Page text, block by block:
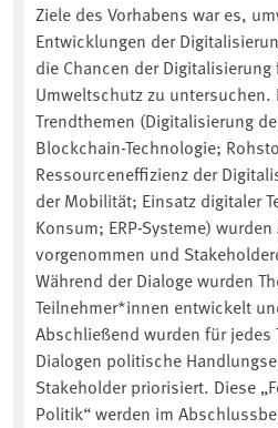
Ziele des Vorhabens war es,
Entwicklungen der
die Chancen der
Umweltschutz zu untersuchen.
Trendthemen (Digitalisierung
Blockchain-Technologie;
Ressourceneffizienz der
der Mobilität; Einsatz digitaler
Konsum; ERP-Systeme)
vorgenommen und
Während der Dialoge wurden
Teilnehmer*innen entwickelt
Abschließend wurden für jedes
Dialogen politische
Stakeholder priorisiert. Diese
Politik“ werden im